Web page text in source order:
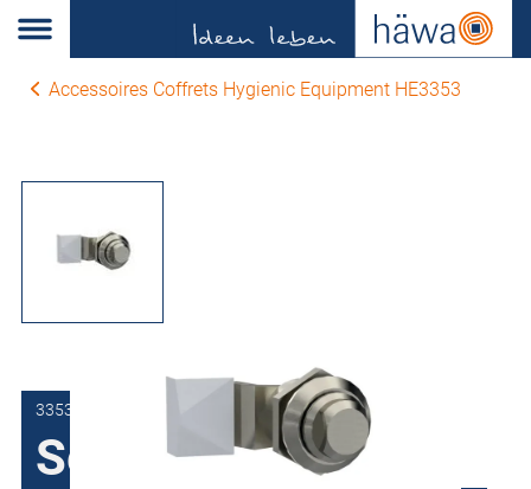
Accessoires Coffrets Hygienic Equipment HE3353
3353-9501-01-00
Serrure en acier